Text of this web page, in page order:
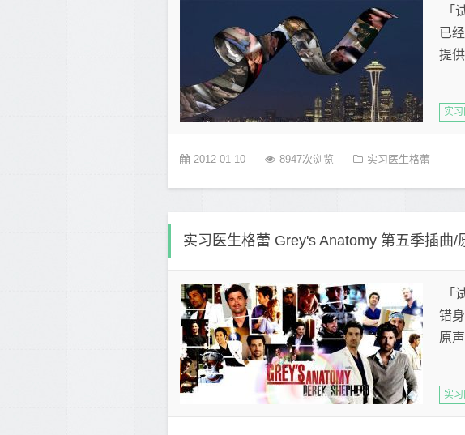
「
已
提
实
2012-01-10 8947次浏览 实习医生格蕾
实习医生格蕾 Grey's Anatomy 第五季插曲/
「
错
原
实